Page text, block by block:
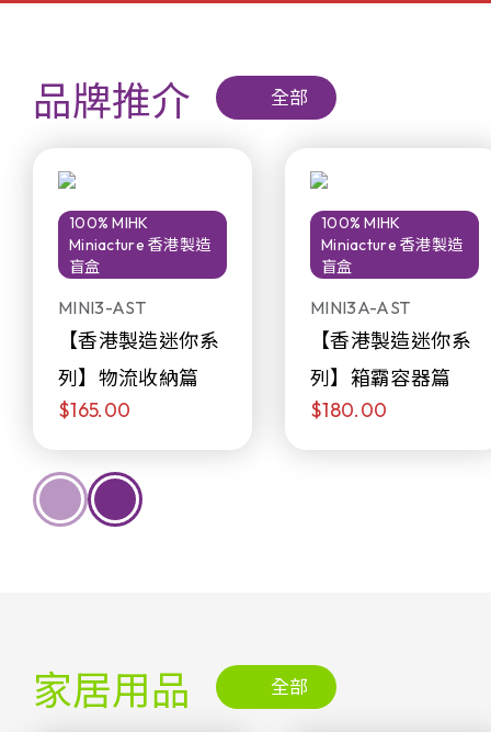
品牌推介 全部
100% MIHK
Miniacture 香港製造
盲盒
MINI3-AST
【香港製造迷你系
列】物流收納篇
$165.00
100% MIHK
Miniacture 香港製造
盲盒
MINI3A-AST
【香港製造迷你系
列】箱霸容器篇
$180.00
家居用品 全部